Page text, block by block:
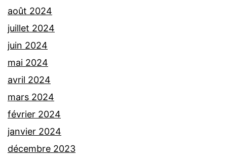
août 2024
juillet 2024
juin 2024
mai 2024
avril 2024
mars 2024
février 2024
janvier 2024
décembre 2023